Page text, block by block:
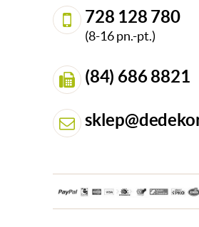
728 128 780
(8-16 pn.-pt.)
(84) 686 8821